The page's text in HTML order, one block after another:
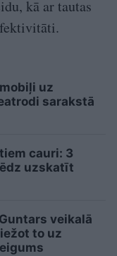
kā ar tautas
uz
sarakstā
cauri: 3
uzskatīt
veikalā
to uz